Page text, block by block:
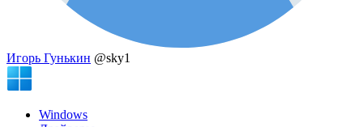
Игорь Гунькин @sky1
Windows